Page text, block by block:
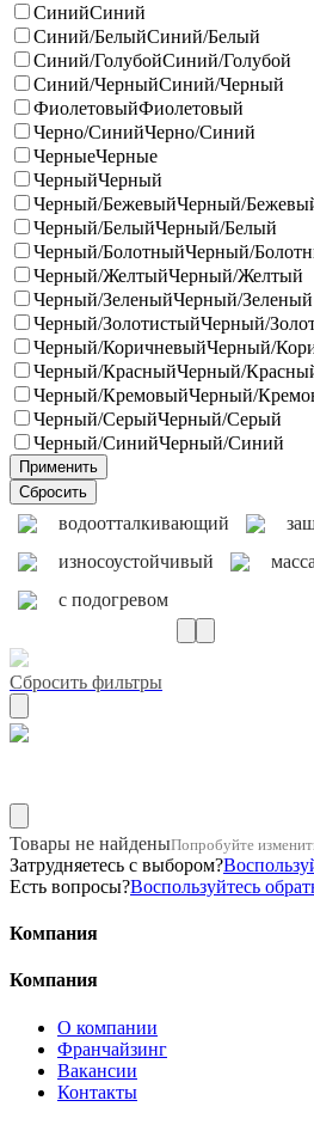
СинийСиний
Синий/БелыйСиний/Белый
Синий/ГолубойСиний/Голубой
Синий/ЧерныйСиний/Черный
ФиолетовыйФиолетовый
Черно/СинийЧерно/Синий
ЧерныеЧерные
ЧерныйЧерный
Черный/БежевыйЧерный/
Черный/БелыйЧерный/Белый
Черный/БолотныйЧерный/
Черный/ЖелтыйЧерный/Желтый
Черный/ЗеленыйЧерный/Зеленый
Черный/ЗолотистыйЧерный/
Черный/КоричневыйЧерный/
Черный/КрасныйЧерный/
Черный/КремовыйЧерный/
Черный/СерыйЧерный/Серый
Черный/СинийЧерный/Синий
водоотталкивающий
износоустойчивый
с подогревом
Сбросить фильтры
Товары не найденыПопробуйте
Затрудняетесь с выбором?
Есть вопросы?Воспользуйтесь
Компания
Компания
О компании
Франчайзинг
Вакансии
Контакты